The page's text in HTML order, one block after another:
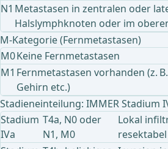
N1 Metastasen in zentralen oder
Halslymphknoten oder im
M-Kategorie (Fernmetastasen)
M0Keine Fernmetastasen
M1 Fernmetastasen vorhanden (z.
Gehirn etc.)
Stadieneinteilung: IMMER Stadium
Stadium
IVa
T4a, N0 oder
N1, M0
Lokal
resektabel